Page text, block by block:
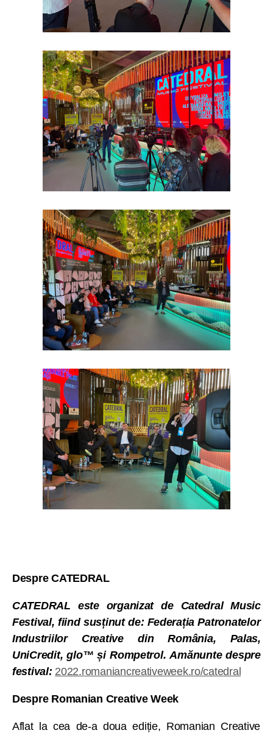
Despre CATEDRAL
CATEDRAL este organizat de Catedral Music
Festival, fiind susținut de: Federația Patronatelor
Industriilor Creative din România, Palas,
UniCredit, glo™ și Rompetrol. Amănunte despre
festival: 2022.romaniancreativeweek.ro/catedral
Despre Romanian Creative Week
Aflat la cea de-a doua ediție, Romanian Creative